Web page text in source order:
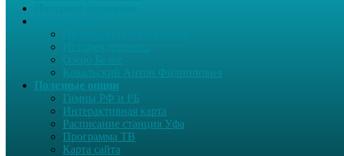
Ковальский Антон Филиппович
Полезные опции
Гимны РФ и РБ
Интерактивная карта
Расписание станция Уфа
Программа ТВ
Карта сайта